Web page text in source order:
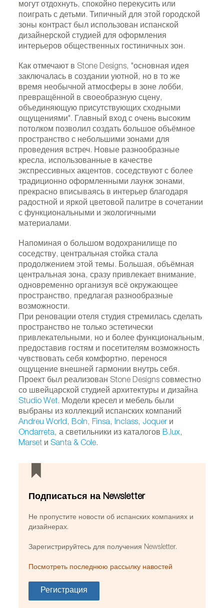
могут отдохнуть, спокойно перекусить или
поиграть с детьми. Типичный для этой городской
зоны контраст был использован испанской
дизайнерской студией для оформления
интерьеров общественных гостиничных зон.
Как отмечают в Stone Designs, "основная идея
заключалась в создании уютной, но в то же
время необычной атмосферы в зоне лобби,
превращённой в своеобразную сцену,
объединяющую присутствующих сходными
ощущениями". Главный вход с очень высоким
потолком позволил создать большое объёмное
пространство с небольшими зонами для
проведения встреч. Новые разнообразные
кресла, использованные в качестве
экспрессивных акцентов, соседствуют с более
традиционно оформленными лаунж зонами,
прекрасно вписываясь в интерьер благодаря
радостной и яркой цветовой палитре в сочетании
с функциональными и экологичными
материалами.
Напоминая о большом водохранилище по
соседству, центральная стойка стала
продолжением этой темы. Большая, объёмная
центральная зона, сразу привлекает внимание,
одновременно организуя всё окружающее
пространство, предлагая разнообразные
возможности.
При реновации отеля студия стремилась сделать
пространство не только эстетически
привлекательными, но и более функциональным,
предоставив гостям и посетителям возможность
чувствовать себя комфортно, перенося
ощущение внешней гармонии внутрь себя.
Проект был реализован Stone Designs совместно
со швейцарской студией архитектуры и дизайна
Studio Wet. Модели кресел и мебель были
выбраны из коллекций испанских компаний
Andreu World,Boln, Finsa,Inclass, Joquer и
Ondarreta, а светильники из каталоговB.lux,
Marset и Santa & Cole.
Подписаться на Newsletter
Не пропустите новости об испанских компаниях и
дизайнерах.
Зарегистрируйтесь для получения Newsletter.
Посмотреть последнюю рассылку навостей
Регистрация